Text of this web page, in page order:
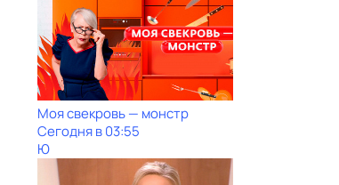
Моя свекровь — монстр
Сегодня в 03:55
Ю